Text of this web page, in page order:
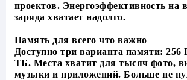
проектов. Энергоэффективность на
заряда хватает надолго.
Память для всего что важно
Доступно три варианта памяти: 256
ТБ. Места хватит для тысяч фото,
музыки и приложений. Больше не